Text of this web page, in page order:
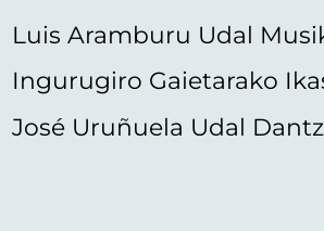
Luis Aramburu Udal
Ingurugiro Gaietarako
José Uruñuela Udal